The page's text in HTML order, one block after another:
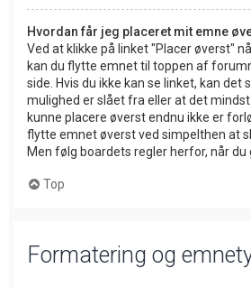
Hvordan får jeg placeret mit emne
Ved at klikke på linket "Placer øverst"
kan du flytte emnet til toppen af
side. Hvis du ikke kan se linket, kan det
mulighed er slået fra eller at det
kunne placere øverst endnu ikke er
flytte emnet øverst ved simpelthen at
Men følg boardets regler herfor, når du
Top
Formatering og